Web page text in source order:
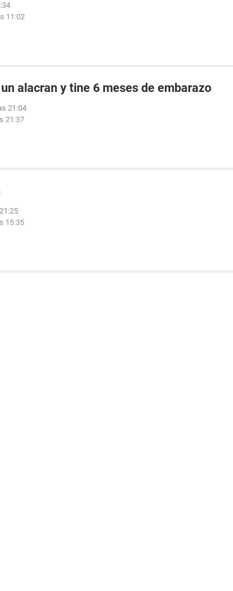
11:02
alacran y tine 6 meses de embarazo
21:04
21:37
15:35